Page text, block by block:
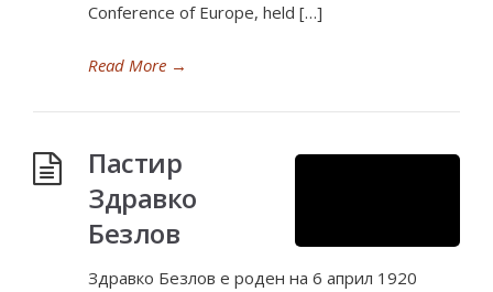
Conference of Europe, held […]
Read More →
Пастир
Здравко
Безлов
Здравко Безлов е роден на 6 април 1920